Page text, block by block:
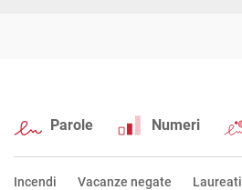
Parole Numeri
Incendi Vacanze negate Laureati